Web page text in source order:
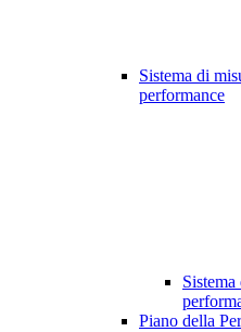
Sistema di
performance
Piano della